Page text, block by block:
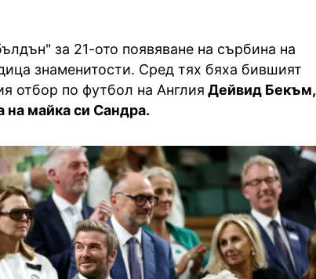
за 21-ото появяване на сърбина на
знаменитости. Сред тях бяха бившият
отбор по футбол на Англия Дейвид Бекъм,
на майка си Сандра.